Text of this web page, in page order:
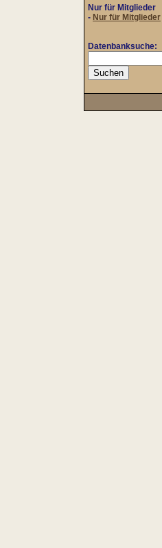
Nur für Mitglieder
- Nur für Mitglieder
Datenbanksuche: